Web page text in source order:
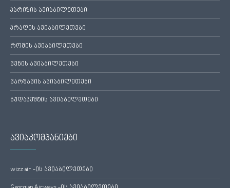
პარიზის ავიაბილეთები
პრაღის ავიაბილეთები
რომის ავიაბილეთები
ვენის ავიაბილეთები
ვარშავის ავიაბილეთები
ბუდაპეშტის ავიაბილეთები
ავიაკომპანიები
wizz air -ის ავიაბილეთები